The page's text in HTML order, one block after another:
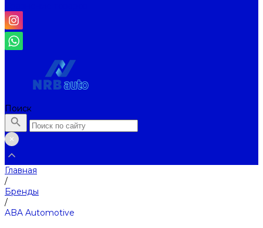
Поиск
Главная
/
Бренды
/
ABA Automotive